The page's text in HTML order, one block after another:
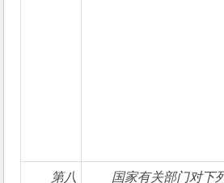
第八 国家有关部门对下